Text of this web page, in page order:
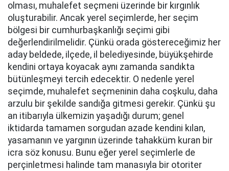
olması, muhalefet seçmeni üzerinde bir kırgınlık
oluşturabilir. Ancak yerel seçimlerde, her seçim
bölgesi bir cumhurbaşkanlığı seçimi gibi
değerlendirilmelidir. Çünkü orada göstereceğimiz her
aday beldede, ilçede, il belediyesinde, büyükşehirde
kendini ortaya koyacak aynı zamanda sandıkta
bütünleşmeyi tercih edecektir. O nedenle yerel
seçimde, muhalefet seçmeninin daha coşkulu, daha
arzulu bir şekilde sandığa gitmesi gerekir. Çünkü şu
an itibarıyla ülkemizin yaşadığı durum; genel
iktidarda tamamen sorgudan azade kendini kılan,
yasamanın ve yargının üzerinde tahakküm kuran bir
icra söz konusu. Bunu eğer yerel seçimlerle de
perçinletmesi halinde tam manasıyla bir otoriter